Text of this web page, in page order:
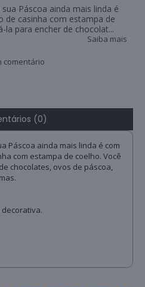
Páscoa ainda mais linda é
de casinha com estampa de
la para encher de chocolat...
Saiba mais
comentário
(0)
Páscoa ainda mais linda é com
com estampa de coelho. Você
chocolates, ovos de páscoa,
decorativa.